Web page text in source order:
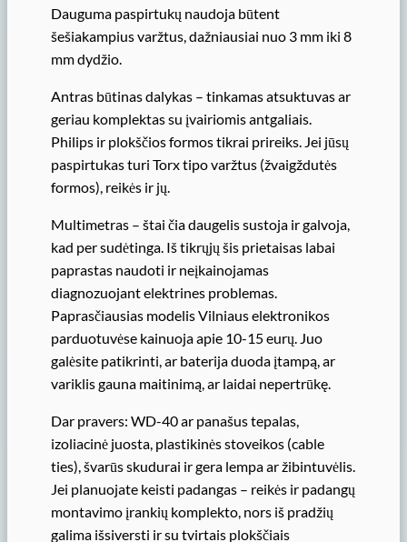
Dauguma paspirtukų naudoja būtent
šešiakampius varžtus, dažniausiai nuo 3 mm iki 8
mm dydžio.
Antras būtinas dalykas – tinkamas atsuktuvas ar
geriau komplektas su įvairiomis antgaliais.
Philips ir plokščios formos tikrai prireiks. Jei jūsų
paspirtukas turi Torx tipo varžtus (žvaigždutės
formos), reikės ir jų.
Multimetras – štai čia daugelis sustoja ir galvoja,
kad per sudėtinga. Iš tikrųjų šis prietaisas labai
paprastas naudoti ir neįkainojamas
diagnozuojant elektrines problemas.
Paprasčiausias modelis Vilniaus elektronikos
parduotuvėse kainuoja apie 10-15 eurų. Juo
galėsite patikrinti, ar baterija duoda įtampą, ar
variklis gauna maitinimą, ar laidai nepertrūkę.
Dar pravers: WD-40 ar panašus tepalas,
izoliacinė juosta, plastikinės stoveikos (cable
ties), švarūs skudurai ir gera lempa ar žibintuvėlis.
Jei planuojate keisti padangas – reikės ir padangų
montavimo įrankių komplekto, nors iš pradžių
galima išsiversti ir su tvirtais plokščiais